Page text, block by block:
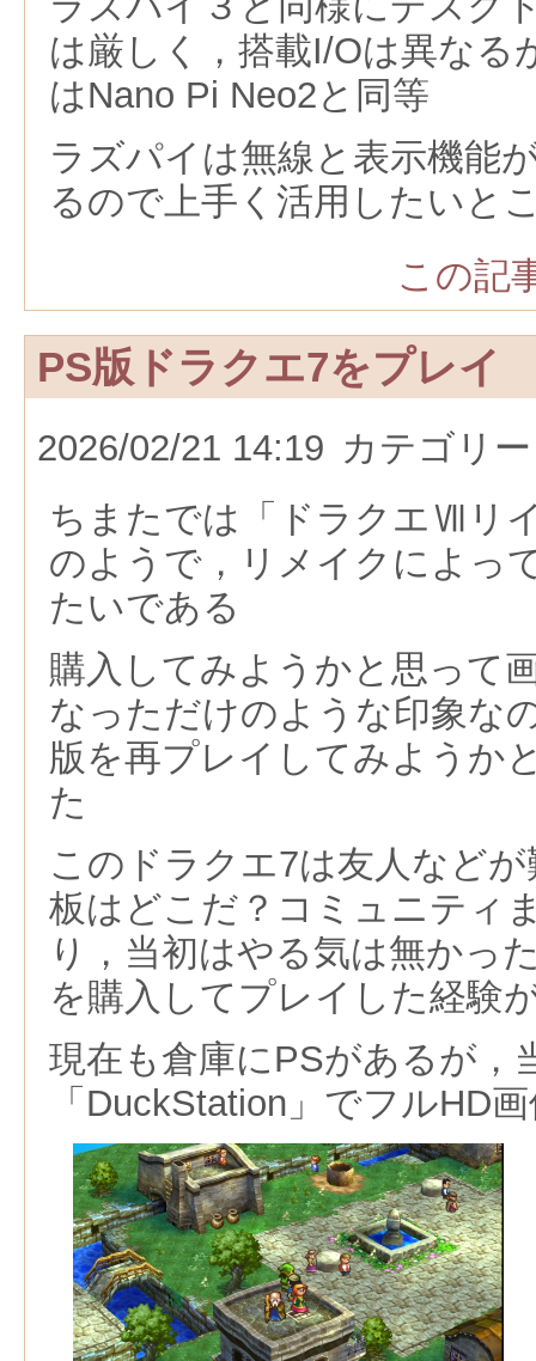
は厳しく，搭載I/Oは異なる
はNano Pi Neo2と同等
ラズパイは無線と表示機能
るので上手く活用したいと
この記
PS版ドラクエ7をプレイ
2026/02/21 14:19 カテゴリ
ちまたでは「ドラクエⅦリ
のようで，リメイクによっ
たいである
購入してみようかと思って
なっただけのような印象な
版を再プレイしてみようか
た
このドラクエ7は友人など
板はどこだ？コミュニティ
り，当初はやる気は無かっ
を購入してプレイした経験
現在も倉庫にPSがあるが，
「DuckStation」でフルHD